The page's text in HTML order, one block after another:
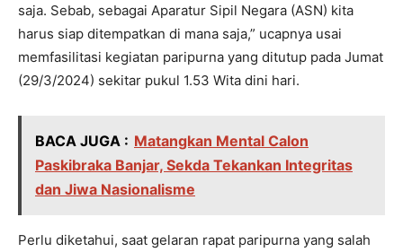
saja. Sebab, sebagai Aparatur Sipil Negara (ASN) kita
harus siap ditempatkan di mana saja,” ucapnya usai
memfasilitasi kegiatan paripurna yang ditutup pada Jumat
(29/3/2024) sekitar pukul 1.53 Wita dini hari.
BACA JUGA : Matangkan Mental Calon
Paskibraka Banjar, Sekda Tekankan Integritas
dan Jiwa Nasionalisme
Perlu diketahui, saat gelaran rapat paripurna yang salah